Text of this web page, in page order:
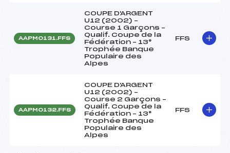
AAPM0131.FFS
COUPE D'ARGENT
U12 (2002) –
Course 1 Garçons –
Qualif. Coupe de la
Fédération – 13°
Trophée Banque
Populaire des
Alpes
FFS
AAPM0132.FFS
COUPE D'ARGENT
U12 (2002) –
Course 2 Garçons –
Qualif. Coupe de la
Fédération – 13°
Trophée Banque
Populaire des
Alpes
FFS